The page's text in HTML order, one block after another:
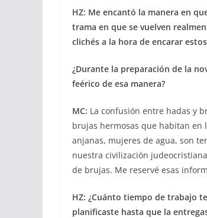
HZ: Me encantó la manera en
trama en que se vuelven
clichés a la hora de encarar
¿Durante la preparación de la
feérico de esa manera?
MC: La confusión entre hadas y
brujas hermosas que habitan en
anjanas, mujeres de agua, son
nuestra civilización
de brujas. Me reservé esas
HZ: ¿Cuánto tiempo de trabajo
planificaste hasta que la